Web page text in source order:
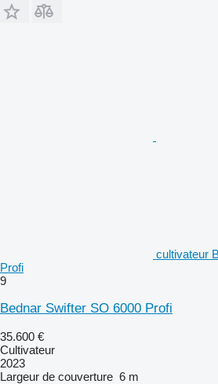
cultivateur
Profi
9
Bednar Swifter SO 6000 Profi
35.600 €
Cultivateur
2023
Largeur de couverture 6 m